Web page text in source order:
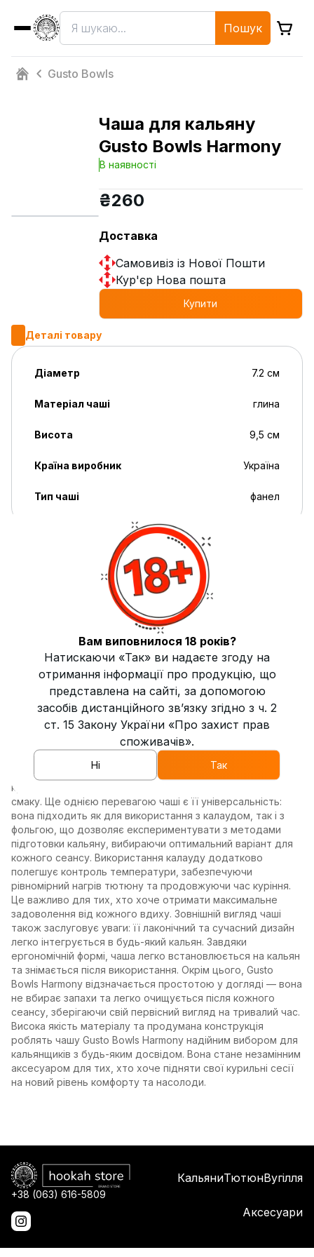
Пошук
Gusto Bowls
Чаша для кальяну
Gusto Bowls Harmony
В наявності
₴260
Доставка
Самовивіз із Нової Пошти
Кур'єр Нова пошта
Купити
Деталі товару
Діаметр 7.2 см
Матеріал чаші глина
Висота 9,5 см
Країна виробник Україна
Тип чаші фанел
Чаша для кальяну Gusto Bowls Harmony — оптимальний
вибір для тих, хто цінує гармонійне поєднання
функціональності та естетики у кальянних аксесуарах.
Завдяки особливій формі та матеріалу, ця чаша
забезпечує стабільний нагрів та розкриття повного
спектру ароматів тютюну. Чаша Harmony виконана з
високоякісної глини, що славиться відмінними
теплопровідними властивостями. Глина дозволяє
рівномірно прогрівати тютюн, що зберігає насичений смак
протягом тривалого сеансу. Форма чаші з кількома
отворами на дні дозволяє димові легко проходити через
тютюн, створюючи м'яку тягу та приємну густоту диму.
Чаша особливо підходить для використання з різними
типами тютюну — як класичними, так і більш вологими,
адже її конструкція запобігає протіканню сиропу в шахту.
Це робить Harmony ідеальним вибором для тривалого
куріння без потреби частої зміни тютюну або втрати
смаку. Ще однією перевагою чаші є її універсальність:
вона підходить як для використання з калаудом, так і з
фольгою, що дозволяє експериментувати з методами
підготовки кальяну, вибираючи оптимальний варіант для
кожного сеансу. Використання калауду додатково
полегшує контроль температури, забезпечуючи
рівномірний нагрів тютюну та продовжуючи час куріння.
Це важливо для тих, хто хоче отримати максимальне
задоволення від кожного вдиху. Зовнішній вигляд чаші
також заслуговує уваги: її лаконічний та сучасний дизайн
легко інтегрується в будь-який кальян. Завдяки
ергономічній формі, чаша легко встановлюється на кальян
та знімається після використання. Окрім цього, Gusto
Bowls Harmony відзначається простотою у догляді — вона
не вбирає запахи та легко очищується після кожного
сеансу, зберігаючи свій первісний вигляд на тривалий час.
Висока якість матеріалу та продумана конструкція
роблять чашу Gusto Bowls Harmony надійним вибором для
кальянщиків з будь-яким досвідом. Вона стане незамінним
аксесуаром для тих, хто хоче підняти свої курильні сесії
на новий рівень комфорту та насолоди.
+38 (063) 616-5809
КальяниТютюнВугілля
Аксесуари
Вам виповнилося 18 років?
Натискаючи «Так» ви надаєте згоду на
отримання інформації про продукцію, що
представлена на сайті, за допомогою
засобів дистанційного зв’язку згідно з ч. 2
ст. 15 Закону України «Про захист прав
споживачів».
Ні Так